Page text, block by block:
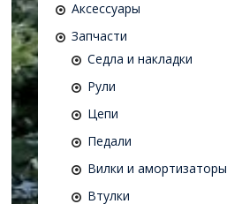
Аксессуары
Запчасти
Седла и накладки
Рули
Цепи
Педали
Вилки и амортизаторы
Втулки